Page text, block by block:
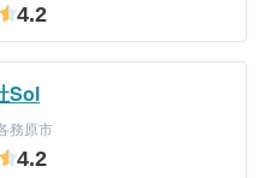
4.2
Sol
務原市
4.2